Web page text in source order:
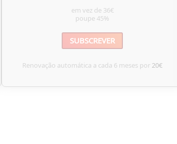
em vez de 36€
poupe45%
SUBSCREVER
Renovação automática a cada 6 meses por20€